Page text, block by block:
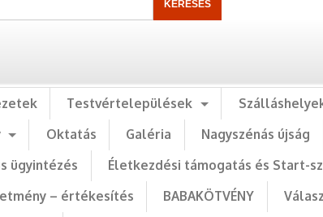
Testvértelepülések
Oktatás Galéria Nagyszénás újság
ügyintézés Életkezdési támogatás és Start-
– értékesítés BABAKÖTVÉNY